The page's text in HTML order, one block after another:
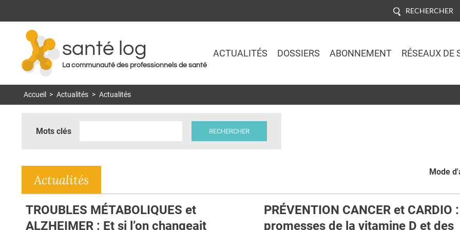
RECHERCHER
santé log
La communauté des professionnels de santé
ACTUALITÉS DOSSIERS ABONNEMENT RÉSEAUX DE
Accueil > Actualités > Actualités
Mots clés
Mode
Actualités
TROUBLES MÉTABOLIQUES et
ALZHEIMER : Et si l’on changeait
PRÉVENTION CANCER et CARDIO
promesses de la vitamine D et des